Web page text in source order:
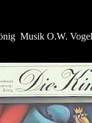
Musik O.W. Vogel